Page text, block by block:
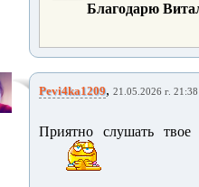
Благодарю
Pevi4ka1209, 21.05.2026 г. 21:38
Приятно слушать твое